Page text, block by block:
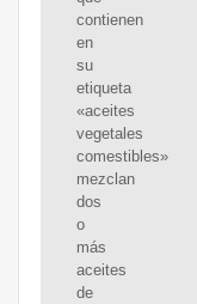
contienen
en
su
etiqueta
«aceites
vegetales
comestibles»
mezclan
dos
o
más
aceites
de